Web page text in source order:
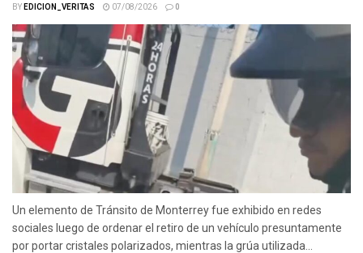
BYEDICION_VERITAS 07/08/2026 0
Un elemento de Tránsito de Monterrey fue exhibido en redes
sociales luego de ordenar el retiro de un vehículo presuntamente
por portar cristales polarizados, mientras la grúa utilizada...